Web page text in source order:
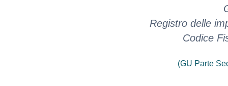
Registro delle
Codice
(GU Parte